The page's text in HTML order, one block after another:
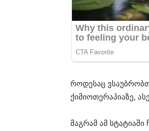
როდესაც
ქიმიოთერაპიაზე,
მაგრამ ამ